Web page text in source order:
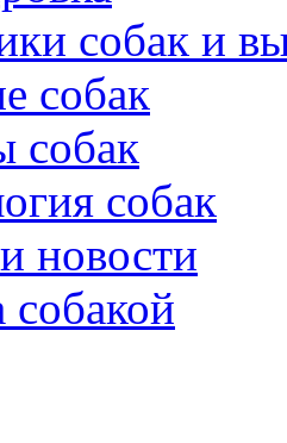
собак и
собак
собак
собак
новости
собакой